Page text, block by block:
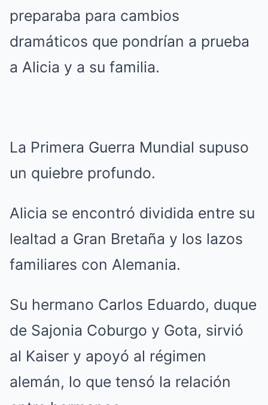
preparaba para cambios
dramáticos que pondrían a prueba
a Alicia y a su familia.
La Primera Guerra Mundial supuso
un quiebre profundo.
Alicia se encontró dividida entre su
lealtad a Gran Bretaña y los lazos
familiares con Alemania.
Su hermano Carlos Eduardo, duque
de Sajonia Coburgo y Gota, sirvió
al Kaiser y apoyó al régimen
alemán, lo que tensó la relación